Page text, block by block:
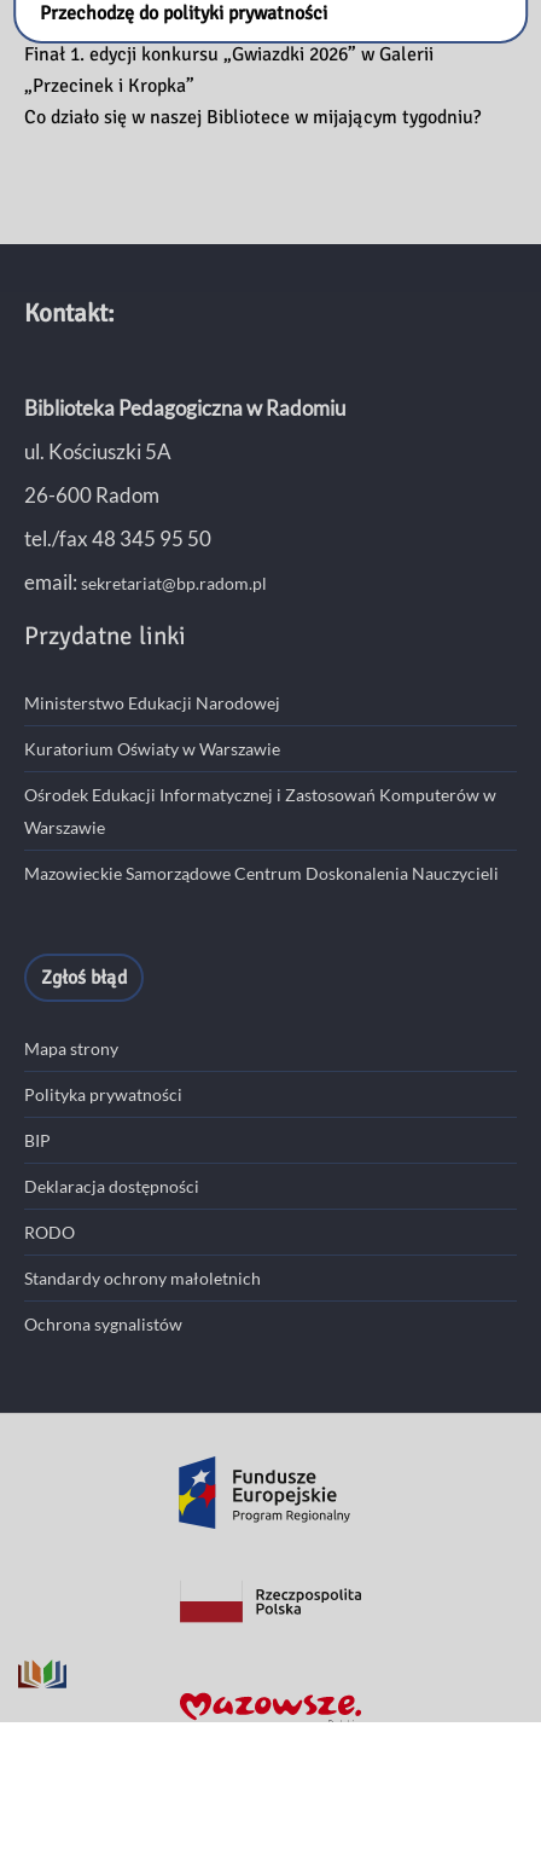
kulis – zajęcia dla młodzieży
Finał 1. edycji konkursu „Gwiazdki 2026” w Galerii
„Przecinek i Kropka”
Co działo się w naszej Bibliotece w mijającym tygodniu?
Kontakt:
Biblioteka Pedagogiczna w Radomiu
ul. Kościuszki 5A
26-600 Radom
tel./fax 48 345 95 50
email: sekretariat@bp.radom.pl
Przydatne linki
Ministerstwo Edukacji Narodowej
Kuratorium Oświaty w Warszawie
Ośrodek Edukacji Informatycznej i Zastosowań Komputerów w
Warszawie
Mazowieckie Samorządowe Centrum Doskonalenia Nauczycieli
Zgłoś błąd
Mapa strony
Polityka prywatności
BIP
Deklaracja dostępności
RODO
Standardy ochrony małoletnich
Ochrona sygnalistów
Przechodzę do polityki prywatności